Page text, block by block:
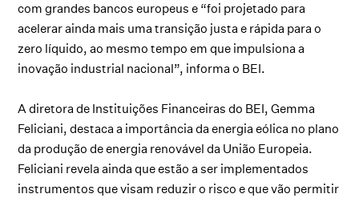
com grandes bancos europeus e “foi projetado para
acelerar ainda mais uma transição justa e rápida para o
zero líquido, ao mesmo tempo em que impulsiona a
inovação industrial nacional”, informa o BEI.
A diretora de Instituições Financeiras do BEI, Gemma
Feliciani, destaca a importância da energia eólica no plano
da produção de energia renovável da União Europeia.
Feliciani revela ainda que estão a ser implementados
instrumentos que visam reduzir o risco e que vão permitir